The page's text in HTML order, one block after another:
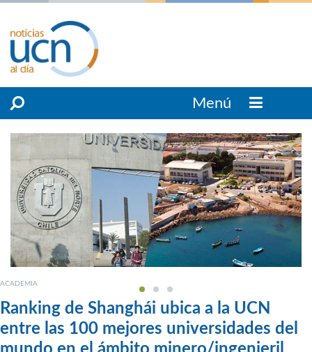
Menú
ACADEMIA
Ranking de Shanghái ubica a la UCN
entre las 100 mejores universidades del